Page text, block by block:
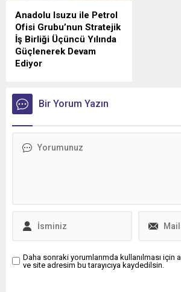
Anadolu Isuzu ile Petrol
Ofisi Grubu’nun Stratejik
İş Birliği Üçüncü Yılında
Güçlenerek Devam
Ediyor
ticari araçlara madeni yağ
tedarikini kapsayan stratejik
iş birliği üçüncü yılına girdi.
Bir Yorum Yazın
Daha sonraki yorumlarımda kullanılması için
ve site adresim bu tarayıcıya kaydedilsin.